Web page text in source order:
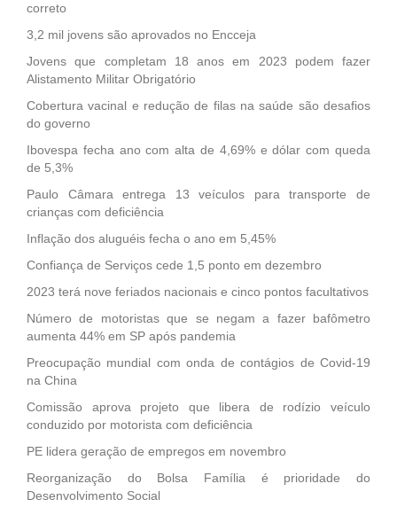
correto
3,2 mil jovens são aprovados no Encceja
Jovens que completam 18 anos em 2023 podem fazer
Alistamento Militar Obrigatório
Cobertura vacinal e redução de filas na saúde são desafios
do governo
Ibovespa fecha ano com alta de 4,69% e dólar com queda
de 5,3%
Paulo Câmara entrega 13 veículos para transporte de
crianças com deficiência
Inflação dos aluguéis fecha o ano em 5,45%
Confiança de Serviços cede 1,5 ponto em dezembro
2023 terá nove feriados nacionais e cinco pontos facultativos
Número de motoristas que se negam a fazer bafômetro
aumenta 44% em SP após pandemia
Preocupação mundial com onda de contágios de Covid-19
na China
Comissão aprova projeto que libera de rodízio veículo
conduzido por motorista com deficiência
PE lidera geração de empregos em novembro
Reorganização do Bolsa Família é prioridade do
Desenvolvimento Social